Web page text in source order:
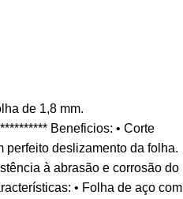
de 1,8 mm.
Beneficios: • Corte
perfeito deslizamento da folha.
à abrasão e corrosão do
• Folha de aço com